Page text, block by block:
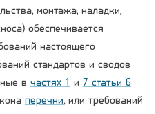
монтажа, наладки,
обеспечивается
настоящего
стандартов и сводов
в частях 1 и 7 статьи 6
перечни, или требований